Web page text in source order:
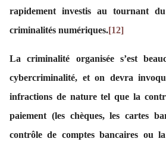
rapidement investis au tournant
criminalités numériques.[12]
La criminalité organisée s’est
cybercriminalité, et on devra
infractions de nature tel que la
paiement (les chèques, les cartes
contrôle de comptes bancaires ou